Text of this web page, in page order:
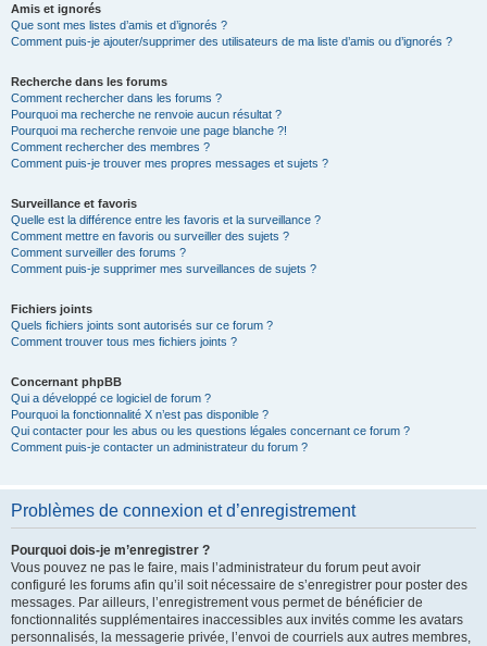
Amis et ignorés
Que sont mes listes d’amis et d’ignorés ?
Comment puis-je ajouter/supprimer des utilisateurs de ma liste d’amis ou d’ignorés ?
Recherche dans les forums
Comment rechercher dans les forums ?
Pourquoi ma recherche ne renvoie aucun résultat ?
Pourquoi ma recherche renvoie une page blanche ?!
Comment rechercher des membres ?
Comment puis-je trouver mes propres messages et sujets ?
Surveillance et favoris
Quelle est la différence entre les favoris et la surveillance ?
Comment mettre en favoris ou surveiller des sujets ?
Comment surveiller des forums ?
Comment puis-je supprimer mes surveillances de sujets ?
Fichiers joints
Quels fichiers joints sont autorisés sur ce forum ?
Comment trouver tous mes fichiers joints ?
Concernant phpBB
Qui a développé ce logiciel de forum ?
Pourquoi la fonctionnalité X n’est pas disponible ?
Qui contacter pour les abus ou les questions légales concernant ce forum ?
Comment puis-je contacter un administrateur du forum ?
Problèmes de connexion et d’enregistrement
Pourquoi dois-je m’enregistrer ?
Vous pouvez ne pas le faire, mais l’administrateur du forum peut avoir
configuré les forums afin qu’il soit nécessaire de s’enregistrer pour poster des
messages. Par ailleurs, l’enregistrement vous permet de bénéficier de
fonctionnalités supplémentaires inaccessibles aux invités comme les avatars
personnalisés, la messagerie privée, l’envoi de courriels aux autres membres,